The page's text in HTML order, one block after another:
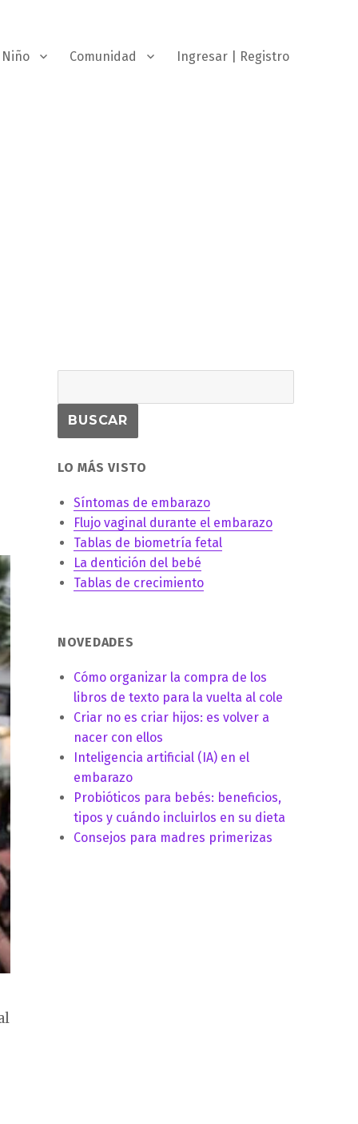
Niño Comunidad Ingresar | Registro
LO MÁS VISTO
Síntomas de embarazo
Flujo vaginal durante el embarazo
Tablas de biometría fetal
La dentición del bebé
Tablas de crecimiento
NOVEDADES
Cómo organizar la compra de los
libros de texto para la vuelta al cole
Criar no es criar hijos: es volver a
nacer con ellos
Inteligencia artificial (IA) en el
embarazo
Probióticos para bebés: beneficios,
tipos y cuándo incluirlos en su dieta
Consejos para madres primerizas